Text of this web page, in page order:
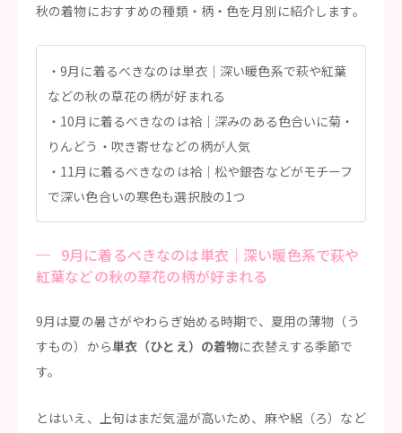
秋の着物におすすめの種類・柄・色を月別に紹介します。
9月に着るべきなのは単衣｜深い暖色系で萩や紅葉
などの秋の草花の柄が好まれる
10月に着るべきなのは袷｜深みのある色合いに菊・
りんどう・吹き寄せなどの柄が人気
11月に着るべきなのは袷｜松や銀杏などがモチーフ
で深い色合いの寒色も選択肢の1つ
9月に着るべきなのは単衣｜深い暖色系で萩や
紅葉などの秋の草花の柄が好まれる
9月は夏の暑さがやわらぎ始める時期で、夏用の薄物（う
すもの）から単衣（ひとえ）の着物に衣替えする季節で
す。
とはいえ、上旬はまだ気温が高いため、麻や絽（ろ）など